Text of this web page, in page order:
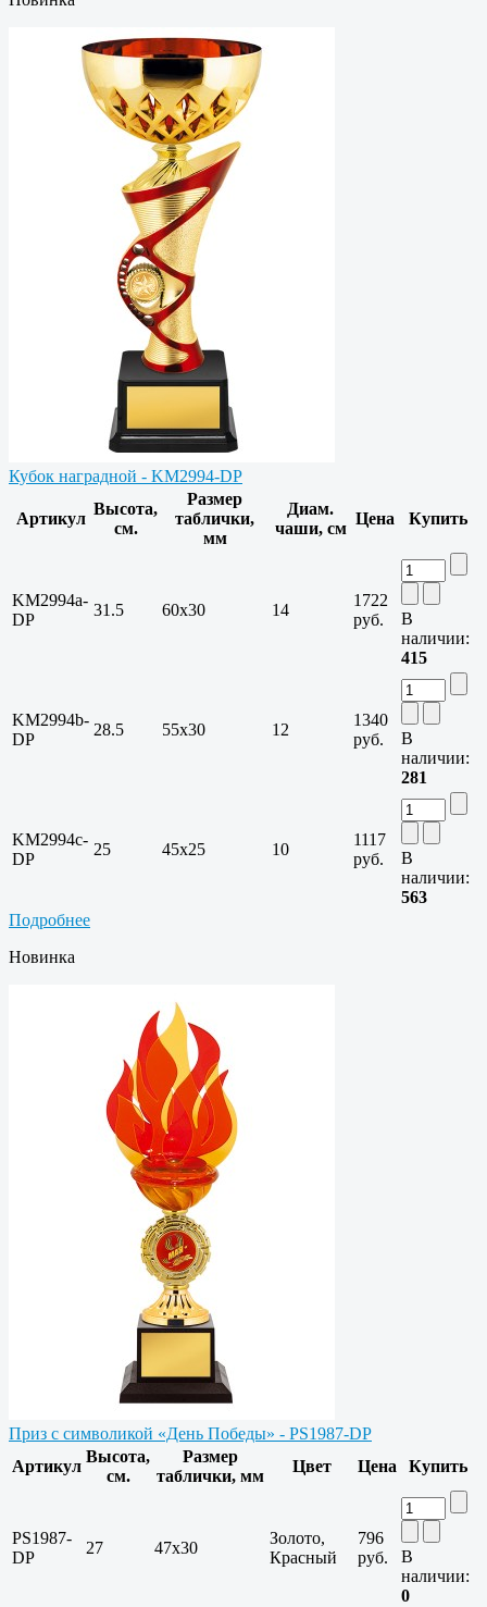
Кубок наградной - KM2994-DP
Артикул
Высота,
см.
Размер
таблички,
мм
Диам.
чаши, см
Цена Купить
KM2994a-
DP
31.5 60х30 14
1722
руб.
В
наличии:
415
KM2994b-
DP
28.5 55х30 12
1340
руб.
В
наличии:
281
KM2994c-
DP
25 45х25 10
1117
руб.
В
наличии:
563
Подробнее
Новинка
Приз c символикой «День Победы» - PS1987-DP
Артикул
Высота,
см.
Размер
таблички, мм
Цвет Цена Купить
PS1987-
DP
27 47х30
Золото,
Красный
796
руб.
В
наличии:
0